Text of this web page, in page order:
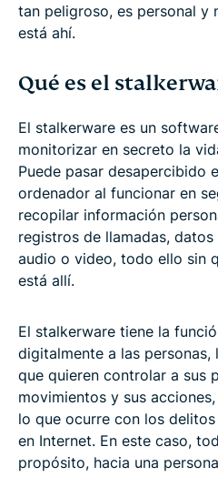
tan peligroso, es personal y
está ahí.
Qué es el
El stalkerware es un
monitorizar en secreto la
Puede pasar desapercibido
ordenador al funcionar en
recopilar información
registros de llamadas,
audio o video, todo ello sin
está allí.
El stalkerware tiene la
digitalmente a las personas,
que quieren controlar a sus
movimientos y sus
lo que ocurre con los
en Internet. En este caso,
propósito, hacia una